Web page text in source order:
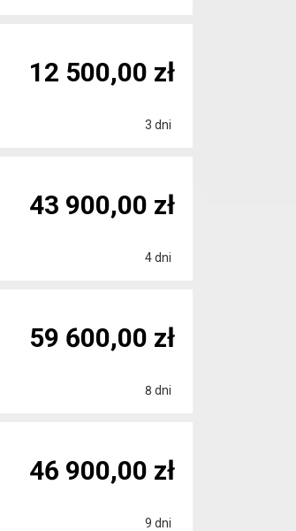
3 dni
12 500,00 zł
4 dni
43 900,00 zł
8 dni
59 600,00 zł
9 dni
46 900,00 zł